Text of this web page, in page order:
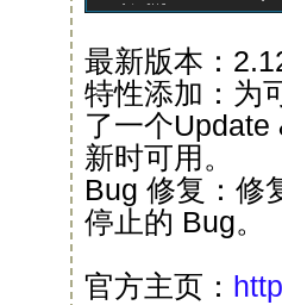
最新版本：
特性添加：为
了一个Update
新时可用。
Bug 修复：修
停止的 Bug。
官方主页：